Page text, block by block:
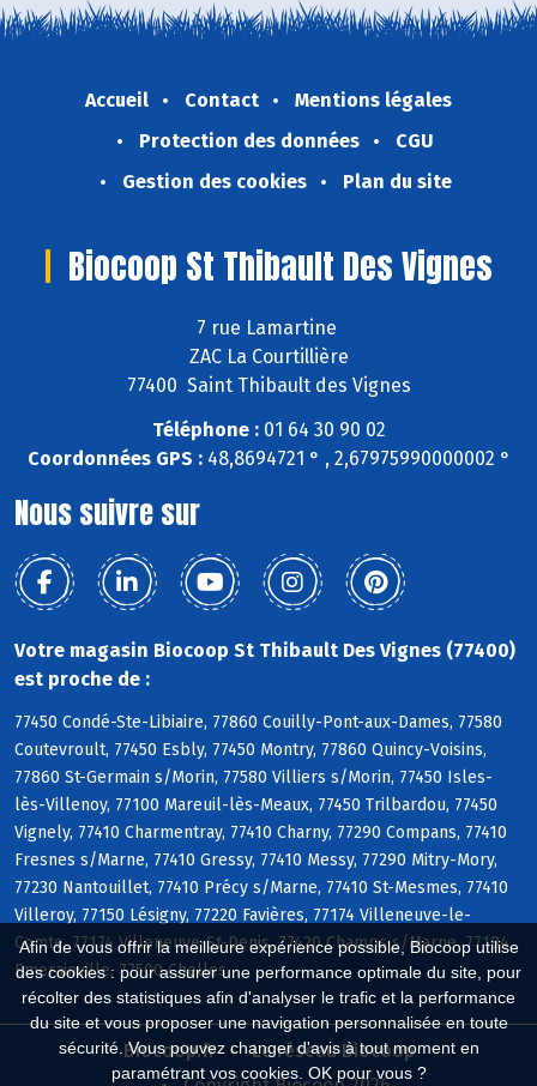
Afin de vous offrir la meilleure expérience possible, Biocoop utilise
des cookies : pour assurer une performance optimale du site, pour
récolter des statistiques afin d'analyser le trafic et la performance
du site et vous proposer une navigation personnalisée en toute
sécurité. Vous pouvez changer d'avis à tout moment en
paramétrant vos cookies. OK pour vous ?
Accueil Contact
Mentions légales
Protection des données
CGU
Gestion des cookies
Plan du site
Biocoop St Thibault Des Vignes
7 rue Lamartine
ZAC La Courtillière
77400 Saint Thibault des Vignes
Téléphone :01 64 30 90 02
Coordonnées GPS :48,8694721 ° , 2,67975990000002 °
Nous suivre sur
Votre magasin Biocoop St Thibault Des Vignes (77400)
est proche de :
77450 Condé-Ste-Libiaire, 77860 Couilly-Pont-aux-Dames, 77580
Coutevroult, 77450 Esbly, 77450 Montry, 77860 Quincy-Voisins,
77860 St-Germain s/Morin, 77580 Villiers s/Morin, 77450 Isles-
lès-Villenoy, 77100 Mareuil-lès-Meaux, 77450 Trilbardou, 77450
Vignely, 77410 Charmentray, 77410 Charny, 77290 Compans, 77410
Fresnes s/Marne, 77410 Gressy, 77410 Messy, 77290 Mitry-Mory,
77230 Nantouillet, 77410 Précy s/Marne, 77410 St-Mesmes, 77410
Villeroy, 77150 Lésigny, 77220 Favières, 77174 Villeneuve-le-
Comte, 77174 Villeneuve-St-Denis, 77420 Champs s/Marne, 77184
Emerainville, 77500 Chelles
Biocoop.fr
Le réseau Biocoop